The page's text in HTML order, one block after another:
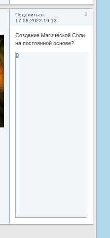
Поделиться
3
17.08.2022 19:13
Создание Магической Соли
на постоянной основе?
0